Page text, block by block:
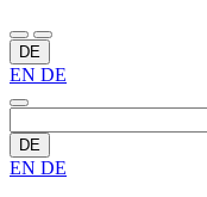
DE
EN DE
DE
EN DE